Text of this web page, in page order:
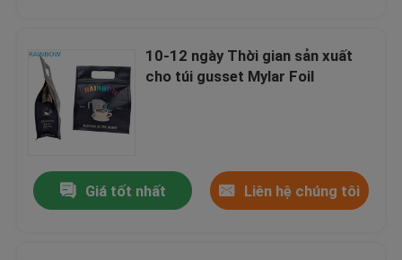
Sản phẩm
Về chúng tôi
Liên hệ với chúng tôi
10-12 ngày Thời gian sản xuất
cho túi gusset Mylar Foil
Giá tốt nhất Liên hệ chúng tôi